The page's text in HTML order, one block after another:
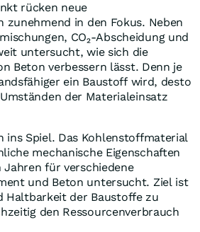
rücken neue
zunehmend in den Fokus. Neben
CO₂-Abscheidung und
untersucht, wie sich die
Beton verbessern lässt. Denn je
ein Baustoff wird, desto
der Materialeinsatz
ins Spiel. Das Kohlenstoffmaterial
mechanische Eigenschaften
für verschiedene
und Beton untersucht. Ziel ist
Haltbarkeit der Baustoffe zu
den Ressourcenverbrauch